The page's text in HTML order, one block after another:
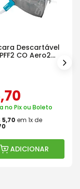
Descartável
CO Aero2
,70
no Pix ou Boleto
5,70 em 1x de
ADICIONAR